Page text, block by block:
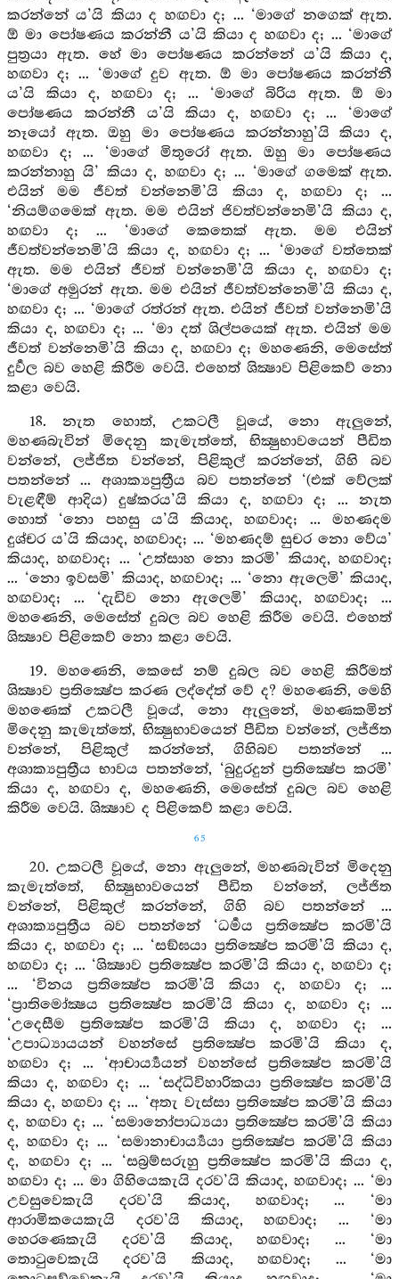
කරන්නේ ය’යි කියා ද හඟවා ද; ... ‘මාගේ නගෙක් ඇත.
ඕ මා පෝෂණය කරන්නී ය’යි කියා ද හඟවා ද; ... ‘මාගේ
පුත්‍රයා ඇත. හේ මා පෝෂණය කරන්නේ ය’යි කියා ද,
හඟවා ද; ... ‘මාගේ දුව ඇත. ඕ මා පෝෂණය කරන්නී
ය’යි කියා ද, හඟවා ද; ... ‘මාගේ බිරිය ඇත. ඕ මා
පෝෂණය කරන්නී ය’යි කියා ද, හඟවා ද; ... ‘මාගේ
නෑයෝ ඇත. ඔහු මා පෝෂණය කරන්නාහු’යි කියා ද,
හඟවා ද; ... ‘මාගේ මිතුරෝ ඇත. ඔහු මා පෝෂණය
කරන්නාහු යි’ කියා ද, හඟවා ද; ... ‘මාගේ ගමෙක් ඇත.
එයින් මම ජීවත් වන්නෙමි’යි කියා ද, හඟවා ද; ...
‘නියම්ගමෙක් ඇත. මම එයින් ජිවත්වන්නෙමි’යි කියා ද,
හඟවා ද; ... ‘මාගේ කෙතෙක් ඇත. මම එයින්
ජීවත්වන්නෙමි’යි කියා ද, හඟවා ද; ... ‘මාගේ වත්තෙක්
ඇත. මම එයින් ජීවත් වන්නෙමි’යි කියා ද, හඟවා ද;
‘මාගේ අමුරන් ඇත. මම එයින් ජීවත්වන්නෙමි’යි කියා ද,
හඟවා ද; ... ‘මාගේ රත්රන් ඇත. එයින් ජීවත් වන්නෙමි’යි
කියා ද, හඟවා ද; ... ‘මා දත් ශිල්පයෙක් ඇත. එයින් මම
ජීවත් වන්නෙමි’යි කියා ද, හඟවා ද; මහණෙනි, මෙසේත්
දුර්‍වල බව හෙළි කිරීම වෙයි. එහෙත් ශික්‍ෂාව පිළිකෙව් නො
කළා වෙයි.
18. නැත හොත්, උකටලී වූයේ, නො ඇලුනේ,
මහණබැවින් මිදෙනු කැමැත්තේ, භික්‍ෂුභාවයෙන් පීඩිත
වන්නේ, ලජ්ජිත වන්නේ, පිළිකුල් කරන්නේ, ගිහි බව
පතන්නේ ... අශාක්‍යපුත්‍රීය බව පතන්නේ ‘(එක් වේලක්
වැළඳීම් ආදිය) දුෂ්කරය’යි කියා ද, හඟවා ද; ... නැත
හොත් ‘නො පහසු ය’යි කියාද, හඟවාද; ... මහණදම
දුශ්චර ය’යි කියාද, හඟවාද; ... ‘මහණදම් සුචර නො වේය’
කියාද, හඟවාද; ... ‘උත්සාහ නො කරමි’ කියාද, හඟවාද;
... ‘නො ඉවසමි’ කියාද, හඟවාද; ... ‘නො ඇලෙමි’ කියාද,
හඟවාද; ... ‘දැඩිව නො ඇලෙමි’ කියාද, හඟවාද; ...
මහණෙනි, මෙසේත් දුබල බව හෙළි කිරීම වෙයි. එහෙත්
ශික්‍ෂාව පිළිකෙව් නො කළා වෙයි.
19. මහණෙනි, කෙසේ නම් දුබල බව හෙළි කිරීමත්
ශික්‍ෂාව ප්‍රතික්‍ෂේප කරණ ලද්දේත් වේ ද? මහණෙනි, මෙහි
මහණෙක් උකටලී වූයේ, නො ඇලුනේ, මහණකමින්
මිදෙනු කැමැත්තේ, භික්‍ෂුභාවයෙන් පීඩිත වන්නේ, ලජ්ජිත
වන්නේ, පිළිකුල් කරන්නේ, ගිහිබව පතන්නේ ...
අශාක්‍යපුත්‍රීය භාවය පතන්නේ, ‘බුදුරදුන් ප්‍රතික්‍ෂේප කරමි’
කියා ද, හඟවා ද, මහණෙනි, මෙසේත් දුබල බව හෙළි
කිරීම වෙයි. ශික්‍ෂාව ද පිළිකෙව් කළා වෙයි.
65
20. උකටලී වූයේ, නො ඇලුනේ, මහණබැවින් මිදෙනු
කැමැත්තේ, භික්‍ෂුභාවයෙන් පීඩිත වන්නේ, ලජ්ජිත
වන්නේ, පිළිකුල් කරන්නේ, ගිහි බව පතන්නේ ...
අශාක්‍යපුත්‍රීය බව පතන්නේ ‘ධර්‍මය ප්‍රතික්‍ෂේප කරමි’යි
කියා ද, හඟවා ද; ... ‘සඞ්ඝයා ප්‍රතික්‍ෂේප කරමි’යි කියා ද,
හඟවා ද; ... ‘ශික්‍ෂාව ප්‍රතික්‍ෂේප කරමි’යි කියා ද, හඟවා ද;
... ‘විනය ප්‍රතික්‍ෂේප කරමි’යි කියා ද, හඟවා ද; ...
‘ප්‍රාතිමෝක්‍ෂය ප්‍රතික්‍ෂේප කරමි’යි කියා ද, හඟවා ද; ...
‘උදෙසීම ප්‍රතික්‍ෂේප කරමි’යි කියා ද, හඟවා ද; ...
‘උපාධ්‍යායයන් වහන්සේ ප්‍රතික්‍ෂේප කරමි’යි කියා ද,
හඟවා ද; ... ‘ආචාර්‍ය්‍යයන් වහන්සේ ප්‍රතික්‍ෂේප කරමි’යි
කියා ද, හඟවා ද; ... ‘සද්ධිවිහාරිකයා ප්‍රතික්‍ෂේප කරමි’යි
කියා ද, හඟවා ද; ... ‘අතැ වැස්සා ප්‍රතික්‍ෂේප කරමි’යි කියා
ද, හඟවා ද; ... ‘සමානෝපාධ්‍යයා ප්‍රතික්‍ෂේප කරමි’යි කියා
ද, හඟවා ද; ... ‘සමානාචාර්‍ය්‍යයා ප්‍රතික්‍ෂේප කරමි’යි කියා
ද, හඟවා ද; ... ‘සබ්‍රම්සරුහු ප්‍රතික්‍ෂේප කරමි’යි කියා ද,
හඟවා ද; ... මා ගිහියෙකැයි දරව’යි කියාද, හඟවාද; ... ‘මා
උවසුවෙකැයි දරව’යි කියාද, හඟවාද; ... ‘මා
ආරාමිකයෙකැයි දරව’යි කියාද, හඟවාද; ... ‘මා
හෙරණෙකැයි දරව’යි කියාද, හඟවාද; ... ‘මා
තොටුවෙකැයි දරව’යි කියාද, හඟවාද; ... ‘මා